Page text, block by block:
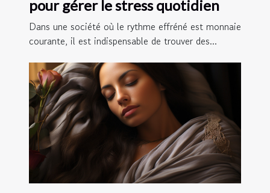
pour gérer le stress quotidien
Dans une société où le rythme effréné est monnaie
courante, il est indispensable de trouver des...